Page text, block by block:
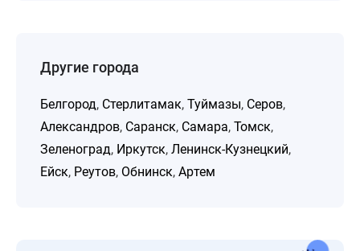
Другие города
Белгород, Стерлитамак, Туймазы, Серов,
Александров, Саранск, Самара, Томск,
Зеленоград, Иркутск, Ленинск-Кузнецкий,
Ейск, Реутов, Обнинск, Артем